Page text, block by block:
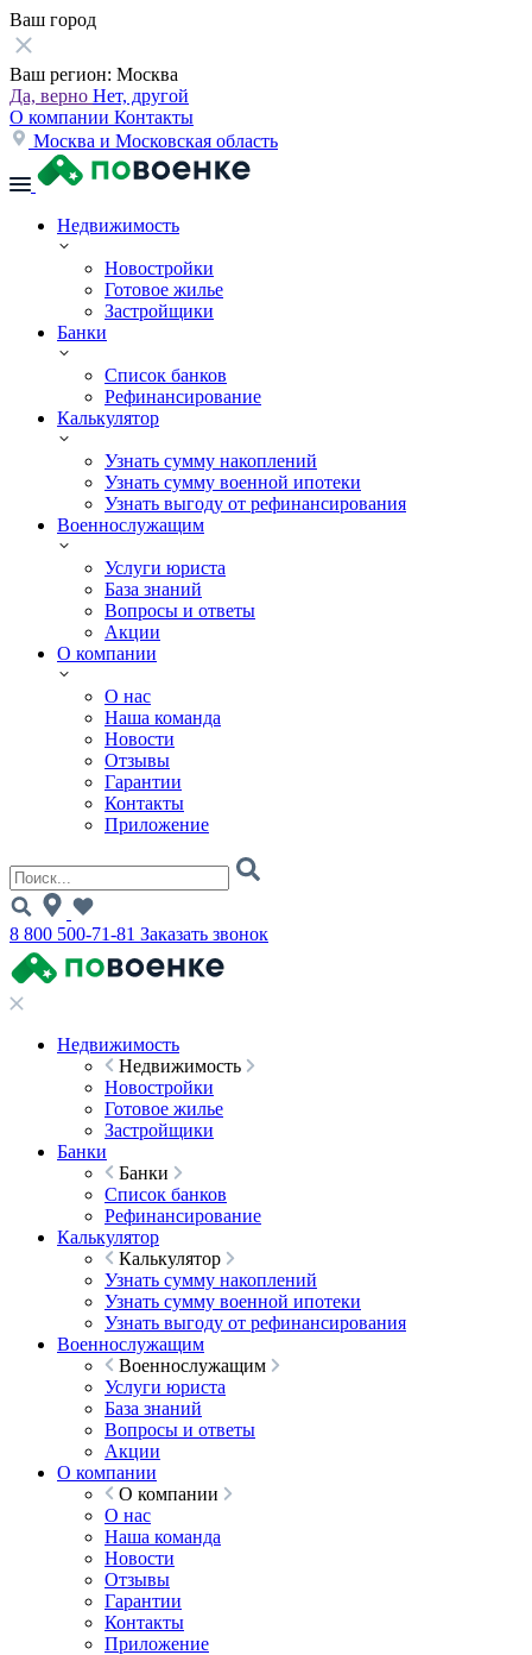
Ваш город
Ваш регион: Москва
Да, верно Нет, другой
О компании Контакты
Москва и Московская область
Недвижимость
Новостройки
Готовое жилье
Застройщики
Банки
Список банков
Рефинансирование
Калькулятор
Узнать сумму накоплений
Узнать сумму военной ипотеки
Узнать выгоду от рефинансирования
Военнослужащим
Услуги юриста
База знаний
Вопросы и ответы
Акции
О компании
О нас
Наша команда
Новости
Отзывы
Гарантии
Контакты
Приложение
8 800 500-71-81 Заказать звонок
Недвижимость
Недвижимость
Новостройки
Готовое жилье
Застройщики
Банки
Банки
Список банков
Рефинансирование
Калькулятор
Калькулятор
Узнать сумму накоплений
Узнать сумму военной ипотеки
Узнать выгоду от рефинансирования
Военнослужащим
Военнослужащим
Услуги юриста
База знаний
Вопросы и ответы
Акции
О компании
О компании
О нас
Наша команда
Новости
Отзывы
Гарантии
Контакты
Приложение